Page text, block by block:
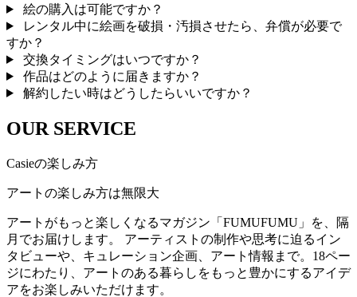
絵の購入は可能ですか？
レンタル中に絵画を破損・汚損させたら、弁償が必要で
すか？
交換タイミングはいつですか？
作品はどのように届きますか？
解約したい時はどうしたらいいですか？
OUR SERVICE
Casieの楽しみ方
アートの楽しみ方は無限大
アートがもっと楽しくなるマガジン「FUMUFUMU」を、隔
月でお届けします。 アーティストの制作や思考に迫るイン
タビューや、キュレーション企画、アート情報まで。18ペー
ジにわたり、アートのある暮らしをもっと豊かにするアイデ
アをお楽しみいただけます。